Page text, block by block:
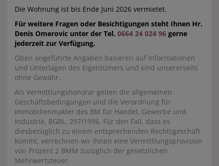
Die Wohnung ist bis Ende Juni 2026 vermietet.
Für weitere Fragen oder Besichtigungen steht Ihnen Hr.
Denis Omerovic unter der Tel. 0664 24 024 96 gerne
jederzeit zur Verfügung.
Oben angeführte Angaben basieren auf Informationen
und Unterlagen des Eigentümers und sind unsererseits
ohne Gewähr.
Als Vermittlungshonorar gelten die allgemeinen
Geschäftsbedingungen und die Verordnung für
Immobilienmakler des BM für Handel, Gewerbe und
Industrie, BGBL. 297/1996. Für den Fall, dass es
diesbezüglich zu einem entsprechenden Rechtsgeschäft
kommt, verrechnen wir Ihnen eine Vermittlungsprovision
von Prozent 2 BMM zuzüglich der gesetzlichen
Mehrwertsteuer.